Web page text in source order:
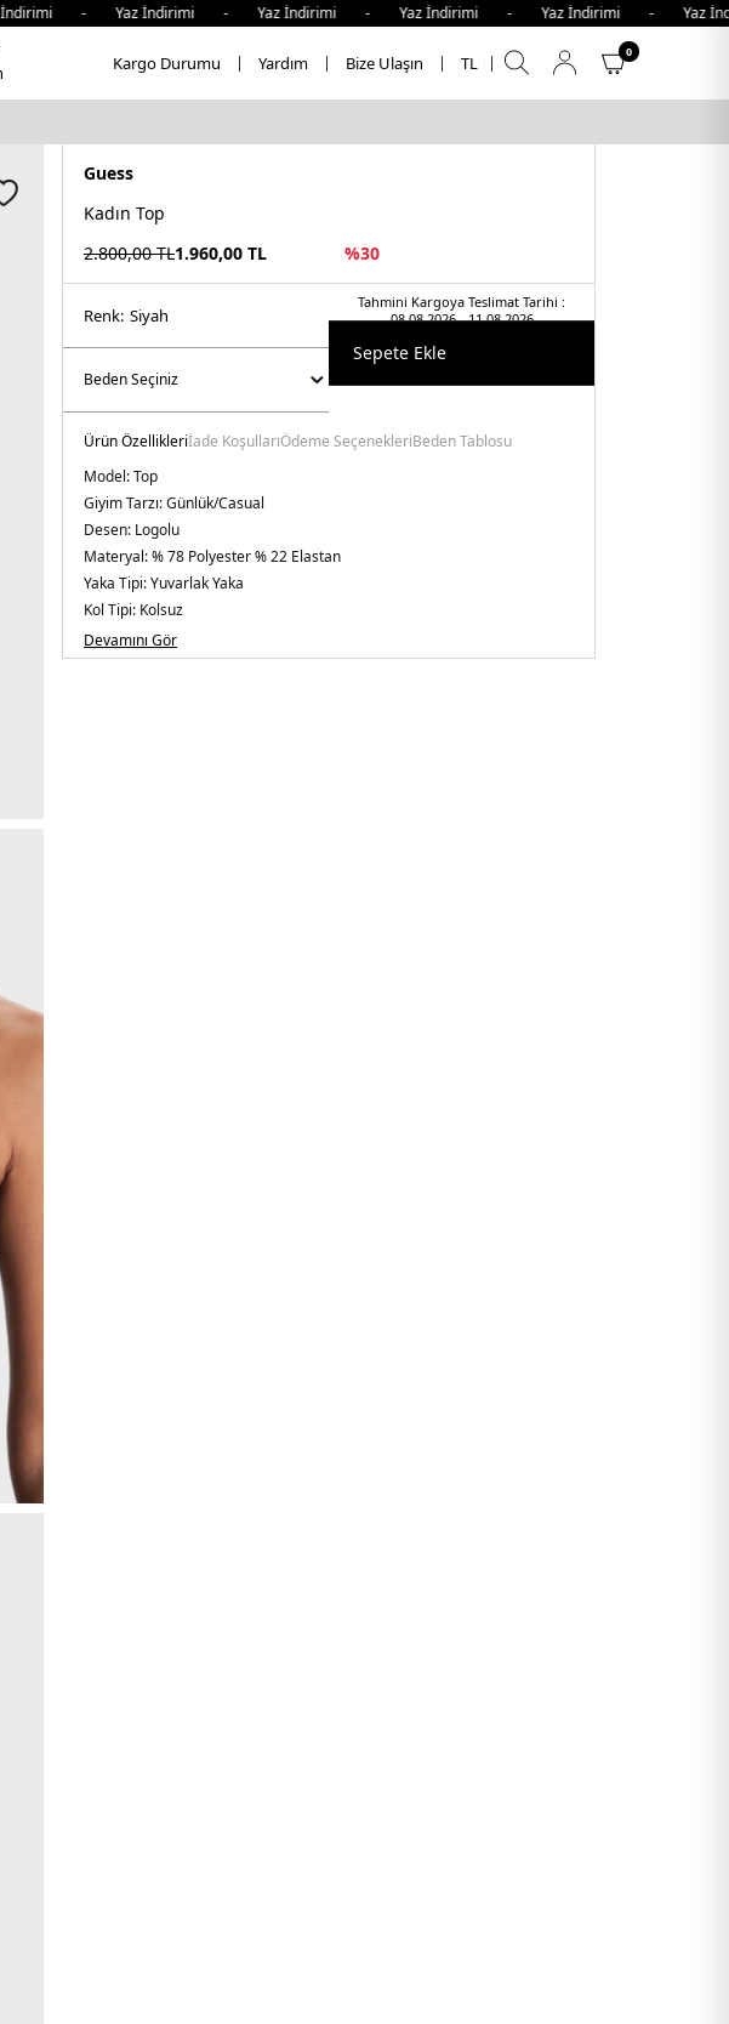
- Yaz İndirimi - Yaz İndirimi - Yaz İndirimi - Yaz İndirimi -
Kargo Durumu Yardım Bize Ulaşın TL
0
Guess
Kadın Top
2.800,00TL1.960,00 TL %30
Tahmini Kargoya Teslimat Tarihi :
08.08.2026 - 11.08.2026
Renk: si̇yah
Sepete Ekle
Ürün Özellikleriİade KoşullarıÖdeme SeçenekleriBeden Tablosu
Model:Top
Giyim Tarzı:Günlük/Casual
Desen: Logolu
Materyal:% 78 Polyester % 22 Elastan
Yaka Tipi:Yuvarlak Yaka
Kol Tipi: Kolsuz
Kalıp Bilgisi:Slim Fit
Yaş Grubu:Yetişkin
Devamını Gör